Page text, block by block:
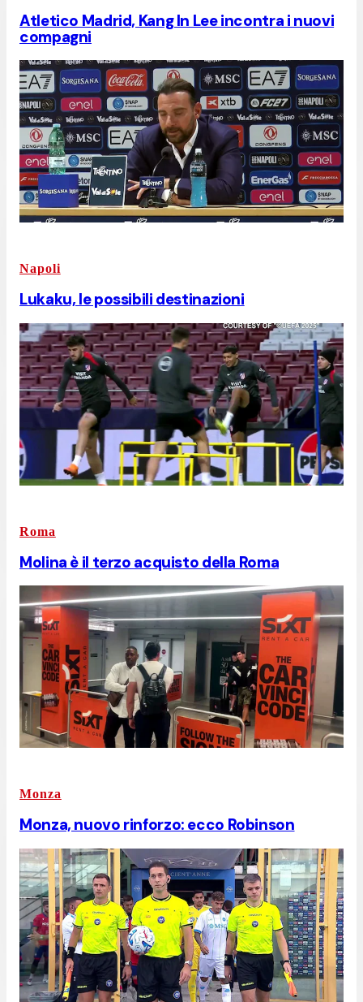
Atletico Madrid, Kang In Lee incontra i nuovi
compagni
Napoli
Lukaku, le possibili destinazioni
Roma
Molina è il terzo acquisto della Roma
Monza
Monza, nuovo rinforzo: ecco Robinson